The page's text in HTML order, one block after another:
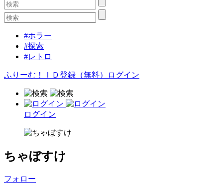
#ホラー
#探索
#レトロ
ふりーむ！ＩＤ登録（無料） ログイン
ログイン
ちゃぼすけ
フォロー